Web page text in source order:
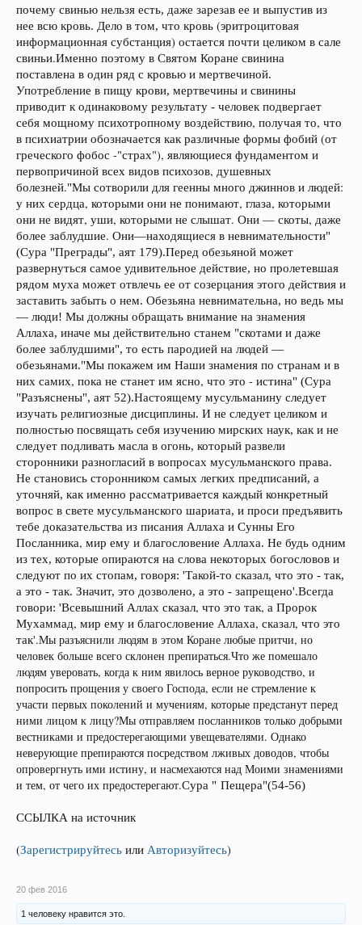
почему свинью нельзя есть, даже зарезав ее и выпустив из
нее всю кровь. Дело в том, что кровь (эритроцитовая
информационная субстанция) остается почти целиком в сале
свиньи.Именно поэтому в Святом Коране свинина
поставлена в один ряд с кровью и мертвечиной.
Употребление в пищу крови, мертвечины и свинины
приводит к одинаковому результату - человек подвергает
себя мощному психотропному воздействию, получая то, что
в психиатрии обозначается как различные формы фобий (от
греческого фобос -"страх"), являющиеся фундаментом и
первопричиной всех видов психозов, душевных
болезней."Мы сотворили для геенны много джиннов и людей:
у них сердца, которыми они не понимают, глаза, которыми
они не видят, уши, которыми не слышат. Они — скоты, даже
более заблудшие. Они—находящиеся в невнимательности"
(Сура "Преграды", аят 179).Перед обезьяной может
развернуться самое удивительное действие, но пролетевшая
рядом муха может отвлечь ее от созерцания этого действия и
заставить забыть о нем. Обезьяна невнимательна, но ведь мы
— люди! Мы должны обращать внимание на знамения
Аллаха, иначе мы действительно станем "скотами и даже
более заблудшими", то есть пародией на людей —
обезьянами."Мы покажем им Наши знамения по странам и в
них самих, пока не станет им ясно, что это - истина" (Сура
"Разъяснены", аят 52).Настоящему мусульманину следует
изучать религиозные дисциплины. И не следует целиком и
полностью посвящать себя изучению мирских наук, как и не
следует подливать масла в огонь, который развели
сторонники разногласий в вопросах мусульманского права.
Не становись сторонником самых легких предписаний, а
уточняй, как именно рассматривается каждый конкретный
вопрос в свете мусульманского шариата, и проси предъявить
тебе доказательства из писания Аллаха и Сунны Его
Посланника, мир ему и благословение Аллаха. Не будь одним
из тех, которые опираются на слова некоторых богословов и
следуют по их стопам, говоря: 'Такой-то сказал, что это - так,
а это - так. Значит, это дозволено, а это - запрещено'.Всегда
говори: 'Всевышний Аллах сказал, что это так, а Пророк
Мухаммад, мир ему и благословение Аллаха, сказал, что это
так'.Мы разъяснили людям в этом Коране любые притчи, но
человек больше всего склонен препираться.Что же помешало
людям уверовать, когда к ним явилось верное руководство, и
попросить прощения у своего Господа, если не стремление к
участи первых поколений и мучениям, которые предстанут перед
ними лицом к лицу?Мы отправляем посланников только добрыми
вестниками и предостерегающими увещевателями. Однако
неверующие препираются посредством лживых доводов, чтобы
опровергнуть ими истину, и насмехаются над Моими знамениями
и тем, от чего их предостерегают.Сура " Пещера"(54-56)
ССЫЛКА на источник
(Зарегистрируйтесь или Авторизуйтесь)
20 фев 2016
1 человеку нравится это.